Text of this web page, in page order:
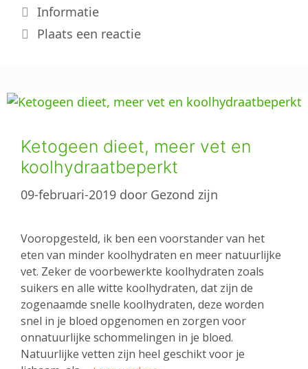
Categorieën
Informatie
Plaats een reactie
Ketogeen dieet, meer vet en
koolhydraatbeperkt
09-februari-2019 door Gezond zijn
Vooropgesteld, ik ben een voorstander van het
eten van minder koolhydraten en meer natuurlijke
vet. Zeker de voorbewerkte koolhydraten zoals
suikers en alle witte koolhydraten, dat zijn de
zogenaamde snelle koolhydraten, deze worden
snel in je bloed opgenomen en zorgen voor
onnatuurlijke schommelingen in je bloed.
Natuurlijke vetten zijn heel geschikt voor je